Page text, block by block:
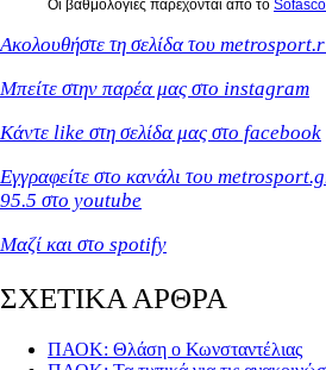
Οι βαθμολογίες παρέχονται από το
Ακολουθήστε τη σελίδα του
Μπείτε στην παρέα μας στο instagram
Κάντε like στη σελίδα μας στο facebook
Εγγραφείτε στο κανάλι του
95.5 στο youtube
Μαζί και στο spotify
ΣΧΕΤΙΚΑ ΑΡΘΡΑ
ΠΑΟΚ: Θλάση ο Κωνσταντέλιας